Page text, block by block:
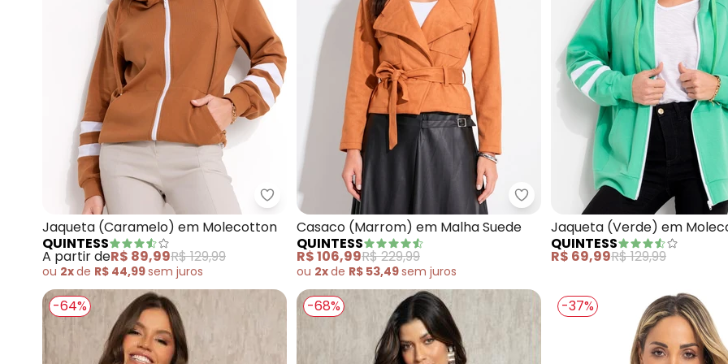
Quintess - Jaqueta (Caramelo) em Molecotton
Jaqueta (Caramelo) em Molecotton
QUINTESS
A partir deR$ 89,99R$ 129,99
ou 2xde R$ 44,99sem juros
Quintess - Casaco (Marrom) em
Casaco (Marrom) em Malha Suede
QUINTESS
R$ 106,99R$ 229,99
ou 2xde R$ 53,49sem juros
Jaqueta (Verde) em
QUINTESS
R$ 69,99R$ 129,99
-64% -68% -37%